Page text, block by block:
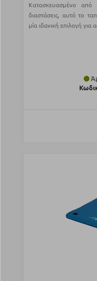
Κατασκευασμένο
διαστάσεις, αυτό το
μία ιδανική επιλογή για